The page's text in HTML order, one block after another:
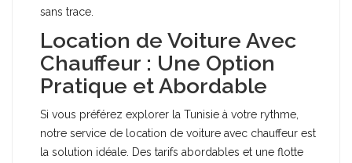
sans trace.
Location de Voiture Avec
Chauffeur : Une Option
Pratique et Abordable
Si vous préférez explorer la Tunisie à votre rythme,
notre service de location de voiture avec chauffeur est
la solution idéale. Des tarifs abordables et une flotte